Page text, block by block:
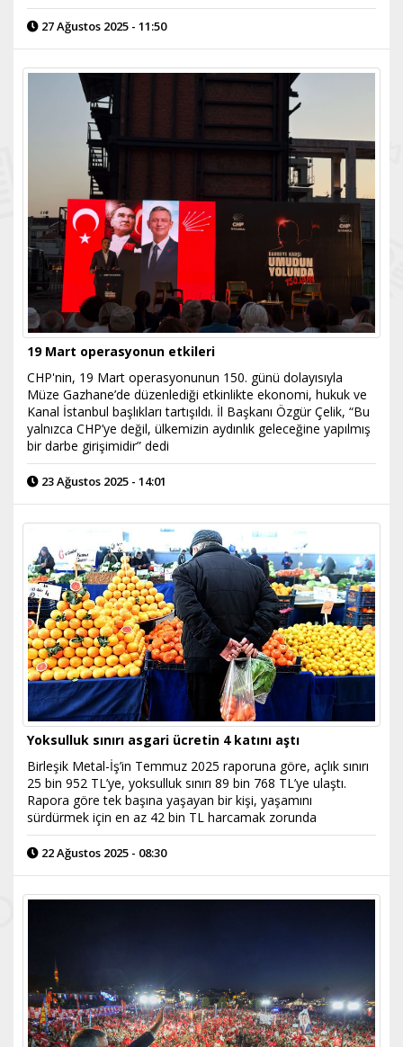
27 Ağustos 2025 - 11:50
19 Mart operasyonun etkileri
CHP'nin, 19 Mart operasyonunun 150. günü dolayısıyla
Müze Gazhane’de düzenlediği etkinlikte ekonomi, hukuk ve
Kanal İstanbul başlıkları tartışıldı. İl Başkanı Özgür Çelik, “Bu
yalnızca CHP’ye değil, ülkemizin aydınlık geleceğine yapılmış
bir darbe girişimidir” dedi
23 Ağustos 2025 - 14:01
Yoksulluk sınırı asgari ücretin 4 katını aştı
Birleşik Metal-İş’in Temmuz 2025 raporuna göre, açlık sınırı
25 bin 952 TL’ye, yoksulluk sınırı 89 bin 768 TL’ye ulaştı.
Rapora göre tek başına yaşayan bir kişi, yaşamını
sürdürmek için en az 42 bin TL harcamak zorunda
22 Ağustos 2025 - 08:30